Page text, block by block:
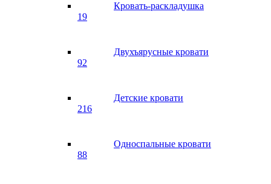
Кровать-раскладушка
19
Двухъярусные кровати
92
Детские кровати
216
Односпальные кровати
88